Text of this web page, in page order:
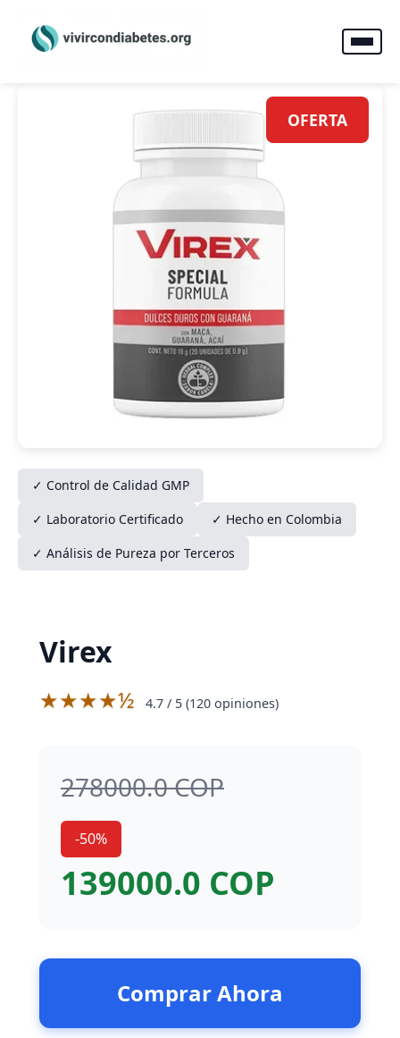
OFERTA
✓ Control de Calidad GMP
✓ Laboratorio Certificado
✓ Hecho en Colombia
✓ Análisis de Pureza por Terceros
Virex
★★★★½ 4.7 / 5 (120 opiniones)
278000.0 COP
-50%
139000.0 COP
Comprar Ahora